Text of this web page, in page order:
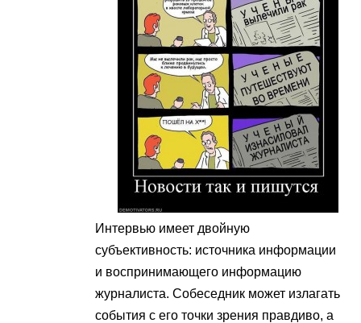
Интервью имеет двойную
субъективность: источника информации
и воспринимающего информацию
журналиста. Собеседник может излагать
события с его точки зрения правдиво, а